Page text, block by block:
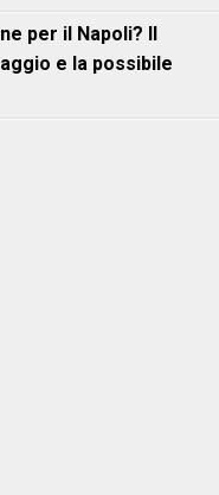
per il Napoli? Il
e la possibile